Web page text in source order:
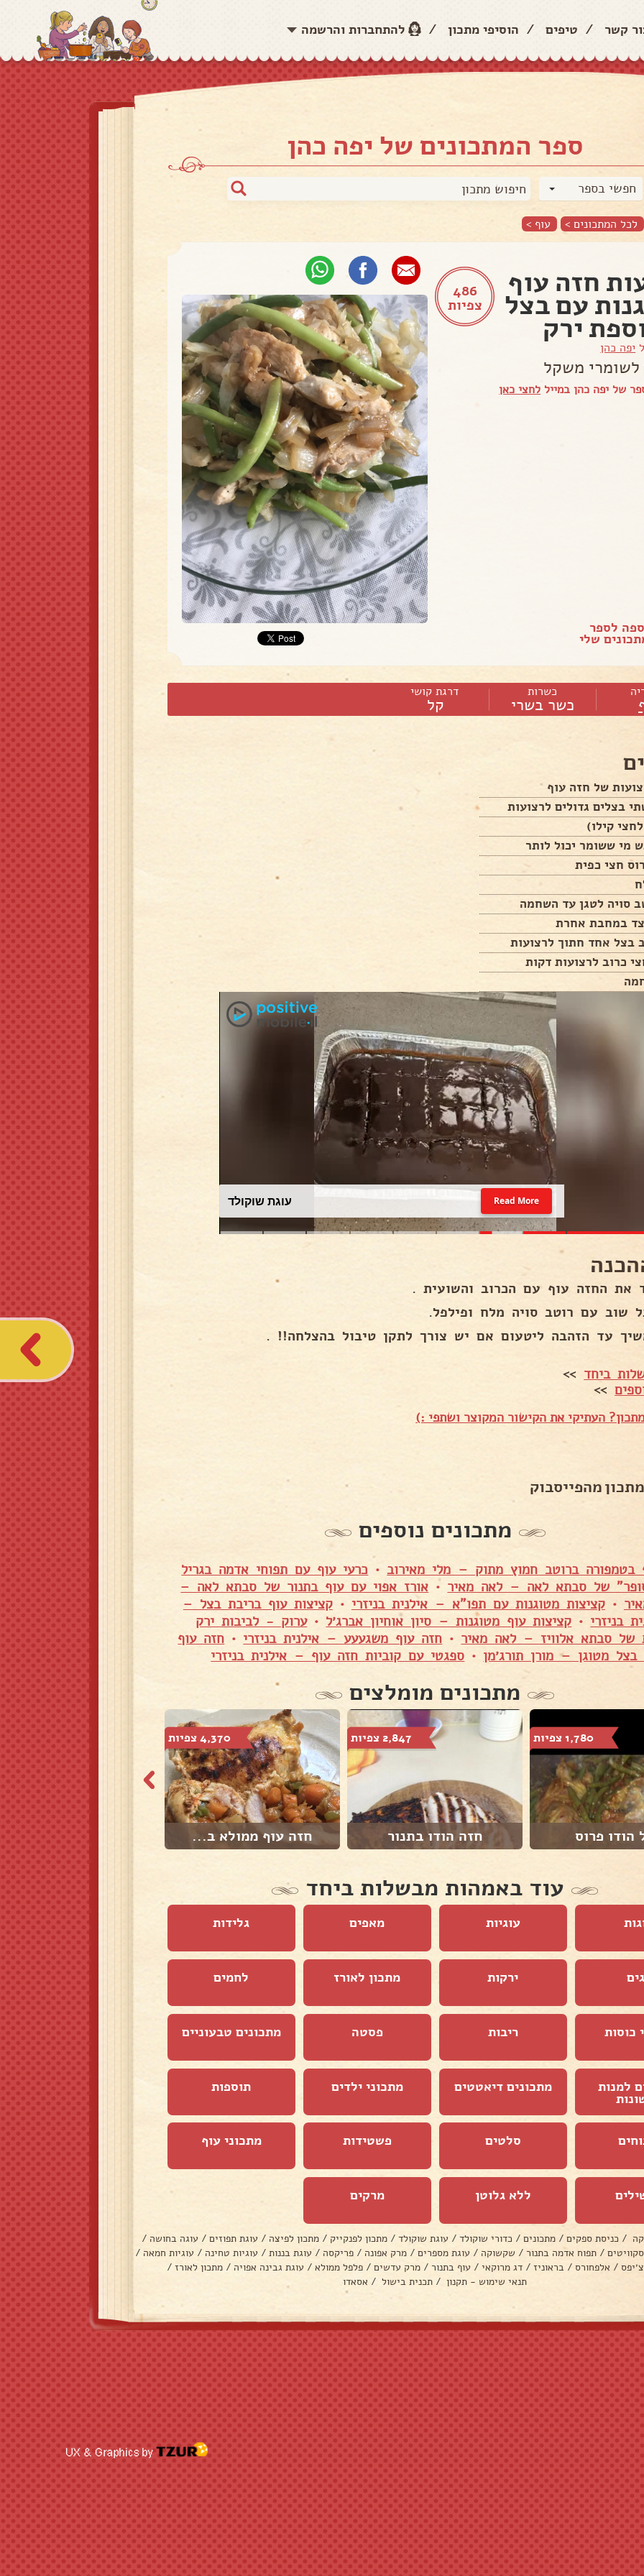
קשר / טיפים / הוסיפי מתכון / להתחברות והרשמה
ספר המתכונים של יפה כהן
חפשי בספר
לכל המתכונים > עוף >
486
צפיות
חזה עוף
עם בצל
ירק
יפה כהן
לשומרי משקל
של יפה כהן במייל לחצי כאן
לספר
שלי
כשרות
כשר בשרי
דרגת קושי
קל
של חזה עוף
בצלים גדולים לרצועות
קילו)
מי ששומר יכול לותר
חצי כפית
סויה לטגן עד השחמה
במחבת אחרת
בצל אחד חתוך לרצועות
כרוב לרצועות דקות
עוגת שוקולד Read More
את החזה עוף עם הכרוב והשועית .
שוב עם רוטב סויה מלח ופילפל.
עד הזהבה ליטעום אם יש צורך לתקן טיבול בהצלחה!! .
ביחד >>
>>
העתיקי את הקישור המקוצר ושתפי :)
מהפייסבוק
מתכונים נוספים
בטמפורה ברוטב חמוץ מתוק – מלי מאירוב • כרעי עוף עם תפוחי אדמה בגריל
של סבתא לאה – לאה מאיר • אורז אפוי עם עוף בתנור של סבתא לאה –
•קציצות מטוגנות עם תפו"א – אילנית בניזרי •קציצות עוף בריבת בצל –
בניזרי • קציצות עוף מטוגנות – סיון אוחיון אברג׳ל •ערוק - לביבות ירק
של סבתא אלוויז – לאה מאיר • חזה עוף משגעעע – אילנית בניזרי • חזה עוף
מטוגן – מורן תורג׳מן • ספגטי עם קוביות חזה עוף – אילנית בניזרי
מתכונים מומלצים
1,780 צפיות
הודו פרוס
2,847 צפיות
חזה הודו בתנור
4,370 צפיות
חזה עוף ממולא ב...
עוד באמהות מבשלות ביחד
עוגיות מאפים גלידות
ירקות מתכון לאורז לחמים
כוסות ריבות פסטה מתכונים טבעוניים
למנות מתכונים דיאטטים מתכוני ילדים תוספות
סלטים פשטידות מתכוני עוף
ללא גלוטן מרקים
/ כניסת ספקים / מתכונים / כדורי שוקולד / עוגת שוקולד / מתכון לפנקייק / מתכון לפיצה / עוגת תפוזים / עוגה בחושה /
/ תפוח אדמה בתנור / שקשוקה / עוגת מספרים / מרק אפונה / פריקסה / עוגת בננות / עוגיות טחינה / עוגיות חמאה /
/ אלפחורס / בראוניז / דג מרוקאי / עוף בתנור / מרק עדשים / פלפל ממולא / עוגת גבינה אפויה / מתכון לאורז /
תנאי שימוש - תקנון / תכנית בישול / אסאדו